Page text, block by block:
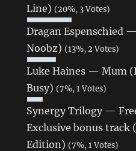
Line) (20%, 3 Votes)
Dragan Espenschied
Noobz) (13%, 2 Votes)
Luke Haines — Mum
Busy) (7%, 1 Votes)
Synergy Trilogy —
Exclusive bonus track
Edition) (7%, 1 Votes)